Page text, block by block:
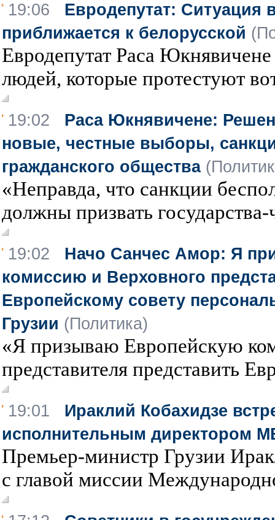
19:06 Евродепутат: Ситуация
приближается к белорусской
Евродепутат Раса
людей, которые протестуют
19:02 Раса Юкнявичене:
новые, честные выборы,
гражданского общества
«Неправда, что санкции
должны призвать
19:02 Начо Санчес Амор: Я
комиссию и Верховного
Европейскому совету
Грузии (Политика)
«Я призываю Европейскую
представителя представить
19:01 Ираклий Кобахидзе
исполнительным директором
Премьер-министр Грузии
с главой миссии